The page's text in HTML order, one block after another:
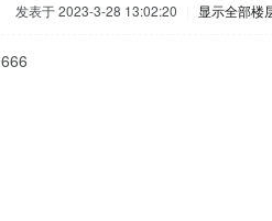
发表于 2023-3-28 13:02:20 显示全部楼
666